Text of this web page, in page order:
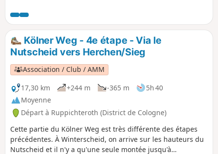
mais de ses anciens souverains, les ducs de Berg.
Kölner Weg - 4e étape - Via le
Nutscheid vers Herchen/Sieg
Association / Club / AMM
17,30 km
+244 m -365 m
5h 40
Moyenne
Départ à Ruppichteroth (District de Cologne)
Cette partie du Kölner Weg est très différente des étapes
précédentes. À Winterscheid, on arrive sur les hauteurs du
Nutscheid et il n'y a qu'une seule montée jusqu'à